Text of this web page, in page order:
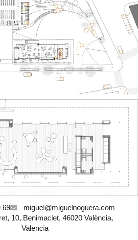
69
miguel@miguelnoguera.com
10, Benimaclet, 46020 València,
Valencia